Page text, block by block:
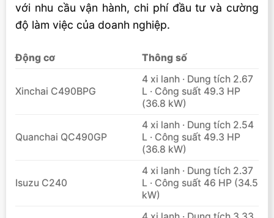
với nhu cầu vận hành, chi phí đầu tư và cường
độ làm việc của doanh nghiệp.
Động cơ Thông số
Xinchai C490BPG
4 xi lanh · Dung tích 2.67
L · Công suất 49.3 HP
(36.8 kW)
Quanchai QC490GP
4 xi lanh · Dung tích 2.54
L · Công suất 49.3 HP
(36.8 kW)
Isuzu C240
4 xi lanh · Dung tích 2.37
L · Công suất 46 HP (34.5
kW)